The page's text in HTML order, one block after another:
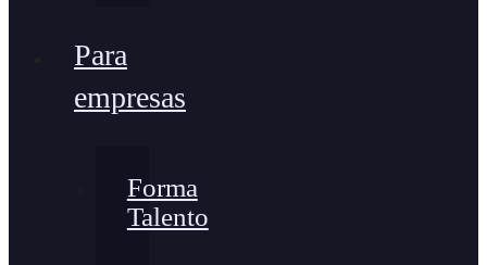
Para
empresas
Forma
Talento